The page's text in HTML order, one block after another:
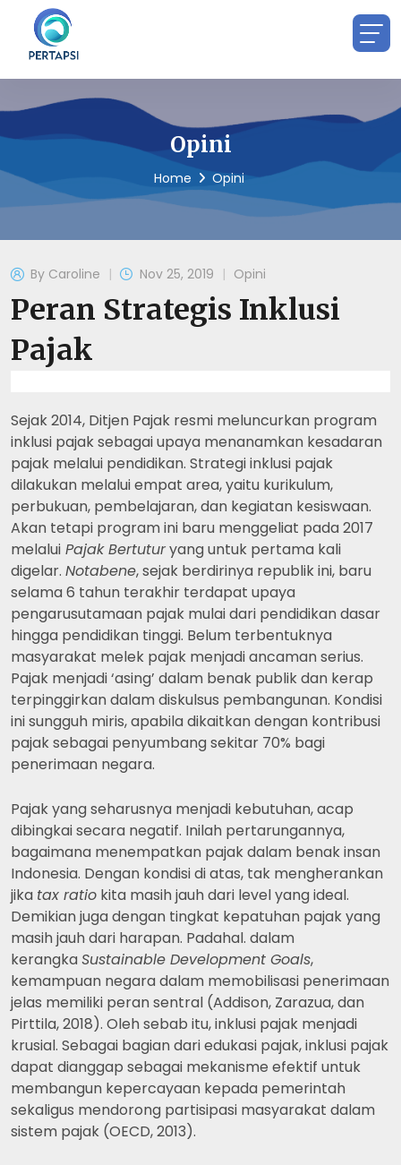
Opini
Home Opini
By Caroline Nov 25, 2019 Opini
Peran Strategis Inklusi
Pajak
Sejak 2014, Ditjen Pajak resmi meluncurkan program
inklusi pajak sebagai upaya menanamkan kesadaran
pajak melalui pendidikan. Strategi inklusi pajak
dilakukan melalui empat area, yaitu kurikulum,
perbukuan, pembelajaran, dan kegiatan kesiswaan.
Akan tetapi program ini baru menggeliat pada 2017
melalui Pajak Bertuturyang untuk pertama kali
digelar. Notabene, sejak berdirinya republik ini, baru
selama 6 tahun terakhir terdapat upaya
pengarusutamaan pajak mulai dari pendidikan dasar
hingga pendidikan tinggi. Belum terbentuknya
masyarakat melek pajak menjadi ancaman serius.
Pajak menjadi ‘asing’ dalam benak publik dan kerap
terpinggirkan dalam diskulsus pembangunan. Kondisi
ini sungguh miris, apabila dikaitkan dengan kontribusi
pajak sebagai penyumbang sekitar 70% bagi
penerimaan negara.
Pajak yang seharusnya menjadi kebutuhan, acap
dibingkai secara negatif. Inilah pertarungannya,
bagaimana menempatkan pajak dalam benak insan
Indonesia. Dengan kondisi di atas, tak mengherankan
jika tax ratio kita masih jauh dari level yang ideal.
Demikian juga dengan tingkat kepatuhan pajak yang
masih jauh dari harapan. Padahal. dalam
kerangkaSustainable Development Goals,
kemampuan negara dalam memobilisasi penerimaan
jelas memiliki peran sentral (Addison, Zarazua, dan
Pirttila, 2018). Oleh sebab itu, inklusi pajak menjadi
krusial. Sebagai bagian dari edukasi pajak, inklusi pajak
dapat dianggap sebagai mekanisme efektif untuk
membangun kepercayaan kepada pemerintah
sekaligus mendorong partisipasi masyarakat dalam
sistem pajak (OECD, 2013).